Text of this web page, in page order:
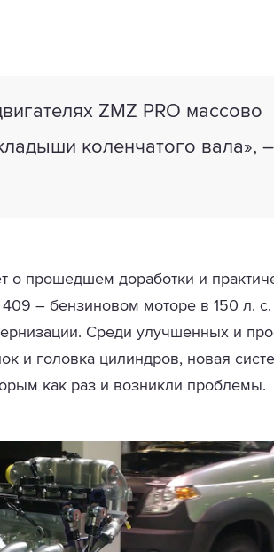
ZMZ PRO массово
коленчатого вала»,
о прошедшем доработки и
– бензиновом моторе в 150 л.
Среди улучшенных и
и головка цилиндров, новая
как раз и возникли проблемы.